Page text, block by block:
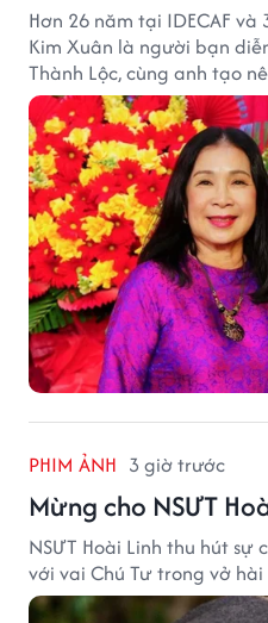
Hơn 26 năm tại IDECAF
Kim Xuân là người bạn
Thành Lộc, cùng anh tạo
khấu.
PHIM ẢNH 3 giờ trước
Mừng cho NSƯT
NSƯT Hoài Linh thu hút sự
với vai Chú Tư trong vở hài